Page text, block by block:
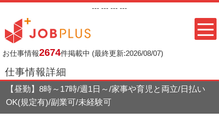
--- --- --- ---
お仕事情報2674件掲載中 (最終更新:2026/08/07)
仕事情報詳細
【昼勤】8時～17時/週1日～/家事や育児と両立/日払い
OK(規定有)/副業可/未経験可